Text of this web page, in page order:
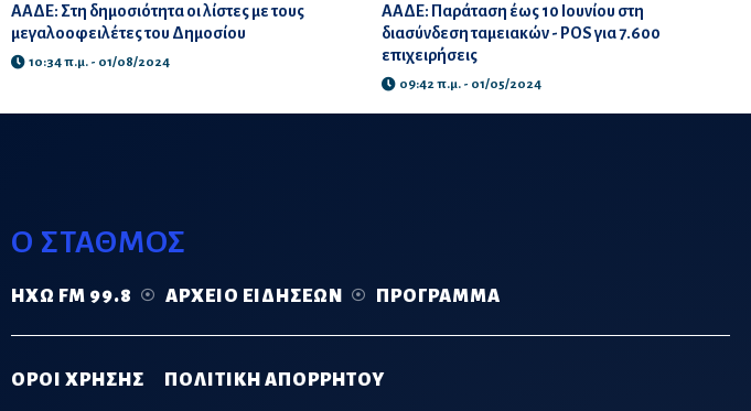
ΑΑΔΕ: Στη δημοσιότητα οι λίστες με τους
μεγαλοοφειλέτες του Δημοσίου
10:34 π.μ. - 01/08/2024
ΑΑΔΕ: Παράταση έως 10 Ιουνίου στη
διασύνδεση ταμειακών - POS για 7.600
επιχειρήσεις
09:42 π.μ. - 01/05/2024
Ο ΣΤΑΘΜΟΣ
ΗΧΏ FM 99.8 ΑΡΧΕΊΟ ΕΙΔΉΣΕΩΝ ΠΡΌΓΡΑΜΜΑ
ΟΡΟΙ ΧΡΗΣΗΣ ΠΟΛΙΤΙΚΗ ΑΠΟΡΡΗΤΟΥ